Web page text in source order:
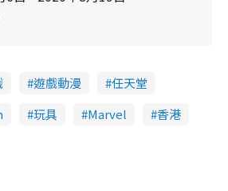
遊戲動漫
任天堂
玩具 Marvel
香港